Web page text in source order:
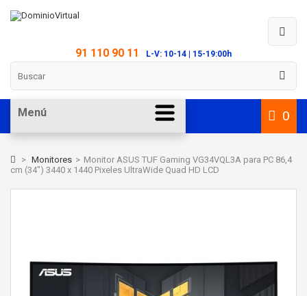
91 110 90 11 L-V: 10-14 | 15-19:00h
0
Menú
> Monitores > Monitor ASUS TUF Gaming VG34VQL3A para PC 86,4
cm (34") 3440 x 1440 Pixeles UltraWide Quad HD LCD